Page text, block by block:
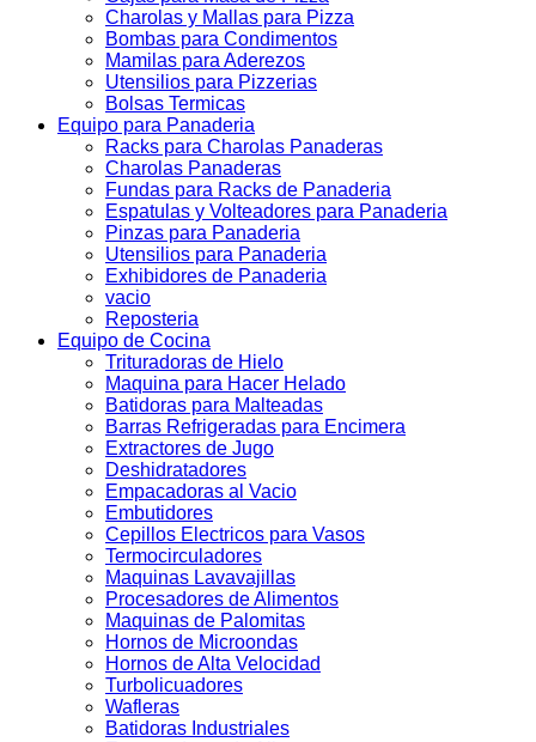
Charolas y Mallas para Pizza
Bombas para Condimentos
Mamilas para Aderezos
Utensilios para Pizzerias
Bolsas Termicas
Equipo para Panaderia
Racks para Charolas Panaderas
Charolas Panaderas
Fundas para Racks de Panaderia
Espatulas y Volteadores para Panaderia
Pinzas para Panaderia
Utensilios para Panaderia
Exhibidores de Panaderia
vacio
Reposteria
Equipo de Cocina
Trituradoras de Hielo
Maquina para Hacer Helado
Batidoras para Malteadas
Barras Refrigeradas para Encimera
Extractores de Jugo
Deshidratadores
Empacadoras al Vacio
Embutidores
Cepillos Electricos para Vasos
Termocirculadores
Maquinas Lavavajillas
Procesadores de Alimentos
Maquinas de Palomitas
Hornos de Microondas
Hornos de Alta Velocidad
Turbolicuadores
Wafleras
Batidoras Industriales